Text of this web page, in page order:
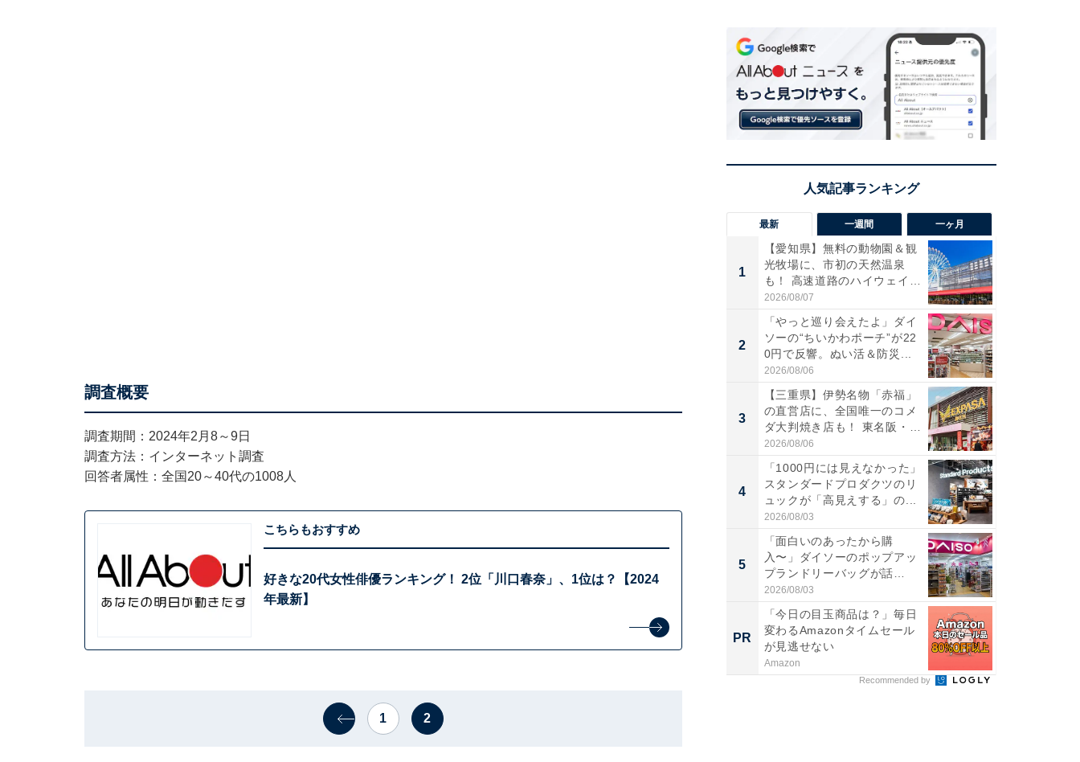
調査概要
調査期間：2024年2月8～9日
調査方法：インターネット調査
回答者属性：全国20～40代の1008人
こちらもおすすめ
好きな20代女性俳優ランキング！ 2位「川口春奈」、1位は？【2024
年最新】
1 2
最新 一週間 一ヶ月
1
【愛知県】無料の動物園＆観
光牧場に、市初の天然温泉
も！ 高速道路のハイウェイオ
ア...
2026/08/07
2
「やっと巡り会えたよ」ダイ
ソーの“ちいかわポーチ”が22
0円で反響。ぬい活＆防災...
2026/08/06
3
【三重県】伊勢名物「赤福」
の直営店に、全国唯一のコメ
ダ大判焼き店も！ 東名阪・
伊...
2026/08/06
4
「1000円には見えなかった」
スタンダードプロダクツのリ
ュックが「高見えする」の...
2026/08/03
5
「面白いのあったから購
入〜」ダイソーのポップアッ
プランドリーバッグが話
題。“さま...
2026/08/03
PR
「今日の目玉商品は？」毎日
変わるAmazonタイムセール
が見逃せない
Amazon
Recommended by